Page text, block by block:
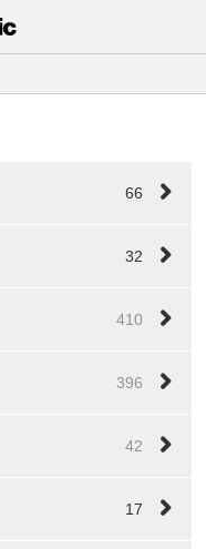
66
32
410
396
42
17